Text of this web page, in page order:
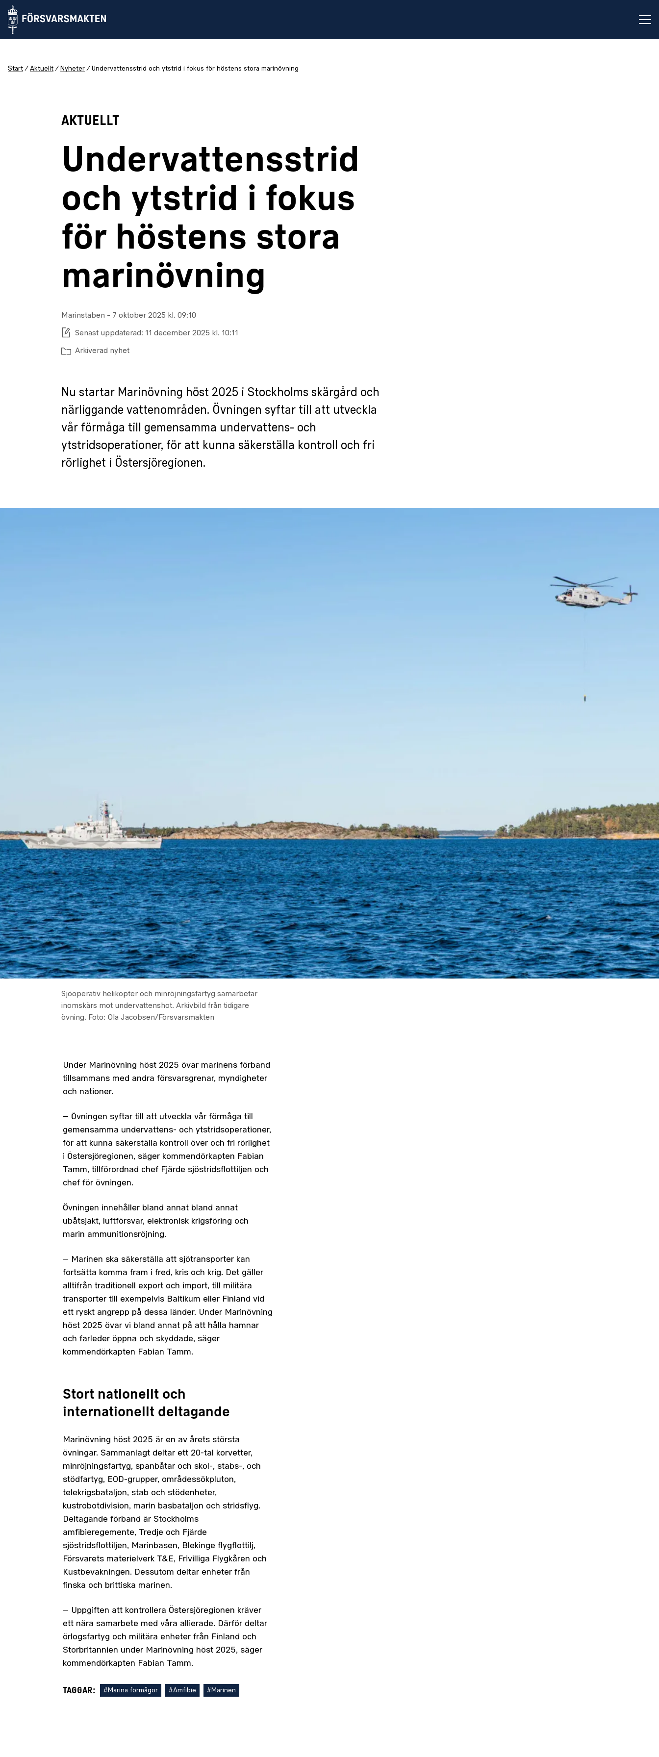
Start Aktuellt Nyheter Undervattensstrid och ytstrid i fokus för höstens stora marinövning
AKTUELLT
Undervattensstrid
och ytstrid i fokus
för höstens stora
marinövning
Marinstaben - Publiceringsdatum:
7 oktober 2025 kl. 09:10
Senast uppdaterad: 11 december 2025 kl. 10:11
Arkiverad nyhet
Nu startar Marinövning höst 2025 i Stockholms skärgård och
närliggande vattenområden. Övningen syftar till att utveckla
vår förmåga till gemensamma undervattens- och
ytstridsoperationer, för att kunna säkerställa kontroll och fri
rörlighet i Östersjöregionen.
Sjöoperativ helikopter och minröjningsfartyg samarbetar
inomskärs mot undervattenshot. Arkivbild från tidigare
övning. Foto: Ola Jacobsen/Försvarsmakten
Under Marinövning höst 2025 övar marinens förband
tillsammans med andra försvarsgrenar, myndigheter
och nationer.
– Övningen syftar till att utveckla vår förmåga till
gemensamma undervattens- och ytstridsoperationer,
för att kunna säkerställa kontroll över och fri rörlighet
i Östersjöregionen, säger kommendörkapten Fabian
Tamm, tillförordnad chef Fjärde sjöstridsflottiljen och
chef för övningen.
Övningen innehåller bland annat bland annat
ubåtsjakt, luftförsvar, elektronisk krigsföring och
marin ammunitionsröjning.
– Marinen ska säkerställa att sjötransporter kan
fortsätta komma fram i fred, kris och krig. Det gäller
alltifrån traditionell export och import, till militära
transporter till exempelvis Baltikum eller Finland vid
ett ryskt angrepp på dessa länder. Under Marinövning
höst 2025 övar vi bland annat på att hålla hamnar
och farleder öppna och skyddade, säger
kommendörkapten Fabian Tamm.
Stort nationellt och
internationellt deltagande
Marinövning höst 2025 är en av årets största
övningar. Sammanlagt deltar ett 20-tal korvetter,
minröjningsfartyg, spanbåtar och skol-, stabs-, och
stödfartyg, EOD-grupper, områdessökpluton,
telekrigsbataljon, stab och stödenheter,
kustrobotdivision, marin basbataljon och stridsflyg.
Deltagande förband är Stockholms
amfibieregemente, Tredje och Fjärde
sjöstridsflottiljen, Marinbasen, Blekinge flygflottilj,
Försvarets materielverk T&E, Frivilliga Flygkåren och
Kustbevakningen. Dessutom deltar enheter från
finska och brittiska marinen.
– Uppgiften att kontrollera Östersjöregionen kräver
ett nära samarbete med våra allierade. Därför deltar
örlogsfartyg och militära enheter från Finland och
Storbritannien under Marinövning höst 2025, säger
kommendörkapten Fabian Tamm.
TAGGAR: #Marina förmågor #Amfibie #Marinen